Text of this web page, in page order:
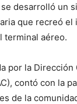
desarrolló un
que recreó el
terminal aéreo.
por la Dirección
contó con la
de la